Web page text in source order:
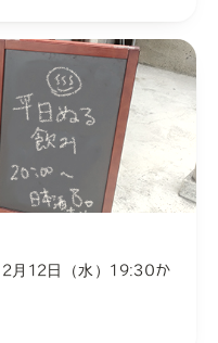
月12日（水）19:30か